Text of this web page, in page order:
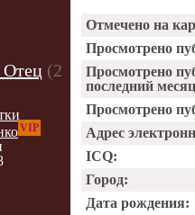
(2
VIP
Отмечено на
Просмотрено
Просмотрено
последний
Просмотрено
Адрес
ICQ:
Город:
Дата рождения: